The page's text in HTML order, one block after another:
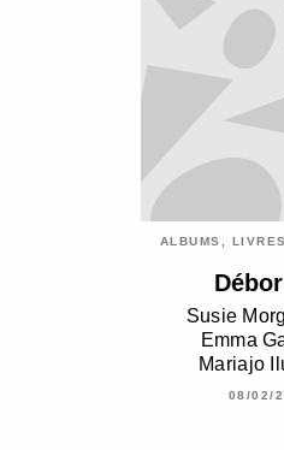
ALBUMS,
Susie
Emma
Mariajo
08/02/